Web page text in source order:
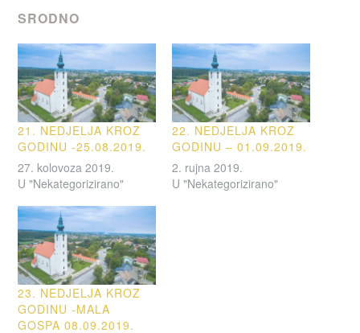
SRODNO
21. NEDJELJA KROZ
GODINU -25.08.2019.
27. kolovoza 2019.
U "Nekategorizirano"
22. NEDJELJA KROZ
GODINU – 01.09.2019.
2. rujna 2019.
U "Nekategorizirano"
23. NEDJELJA KROZ
GODINU -MALA
GOSPA 08.09.2019.